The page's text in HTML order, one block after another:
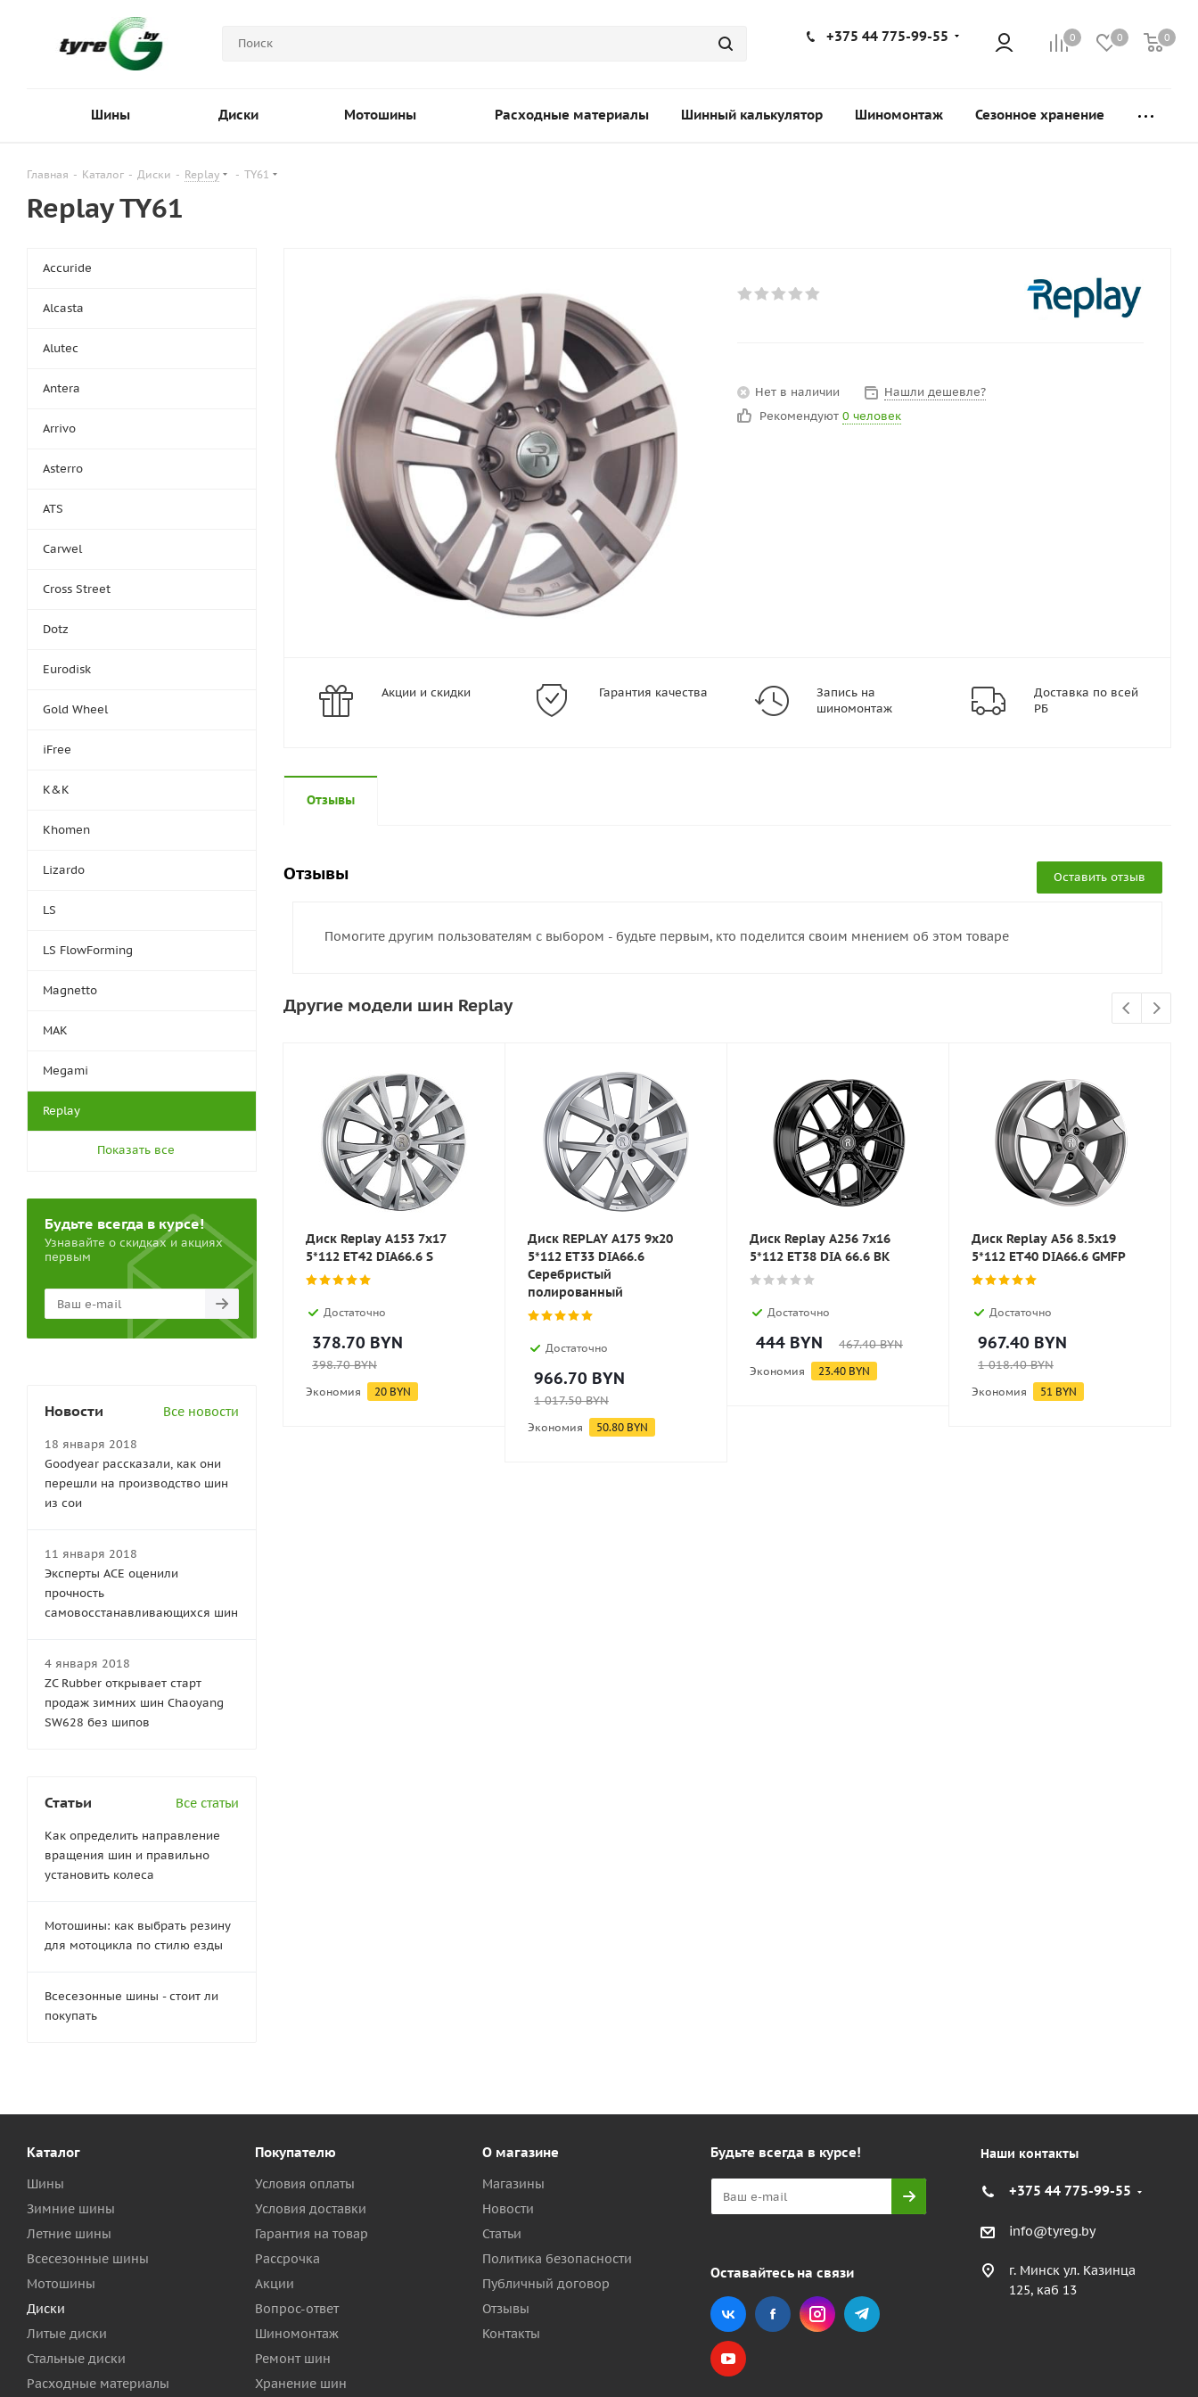
0 0 0
+375 44 775-99-55
Шины Диски Мотошины Расходные материалы Шинный калькулятор Шиномонтаж Сезонное хранение
Главная - Каталог - Диски - Replay - TY61
Replay TY61
Нет в наличии
Нашли дешевле?
Рекомендуют 0 человек
Акции и скидки Гарантия качества
Запись на
шиномонтаж
Доставка по всей
РБ
Отзывы
Отзывы Оставить отзыв
Помогите другим пользователям с выбором - будьте первым, кто поделится своим мнением об этом товаре
Другие модели шин Replay
Диск Replay A153 7x17
5*112 ET42 DIA66.6 S
Достаточно
378.70 BYN
398.70BYN
Экономия 20 BYN
Диск REPLAY A175 9x20
5*112 ET33 DIA66.6
Серебристый
полированный
Достаточно
966.70 BYN
1 017.50BYN
Экономия 50.80 BYN
Диск Replay A256 7x16
5*112 ET38 DIA 66.6 BK
Достаточно
444 BYN 467.40BYN
Экономия 23.40 BYN
Диск Replay A56 8.5x19
5*112 ET40 DIA66.6 GMFP
Достаточно
967.40 BYN
1 018.40BYN
Экономия 51 BYN
Accuride
Alcasta
Alutec
Antera
Arrivo
Asterro
ATS
Carwel
Cross Street
Dotz
Eurodisk
Gold Wheel
iFree
K&K
Khomen
Lizardo
LS
LS FlowForming
Magnetto
MAK
Megami
Replay
Показать все
Будьте всегда в курсе!
Узнавайте о скидках и акциях
первым
Новости Все новости
18 января 2018
Goodyear рассказали, как они
перешли на производство шин
из сои
11 января 2018
Эксперты АСЕ оценили
прочность
самовосстанавливающихся шин
4 января 2018
ZC Rubber открывает старт
продаж зимних шин Chaoyang
SW628 без шипов
Статьи Все статьи
Как определить направление
вращения шин и правильно
установить колеса
Мотошины: как выбрать резину
для мотоцикла по стилю езды
Всесезонные шины - стоит ли
покупать
Каталог
Шины
Зимние шины
Летние шины
Всесезонные шины
Мотошины
Диски
Литые диски
Стальные диски
Расходные материалы
Покупателю
Условия оплаты
Условия доставки
Гарантия на товар
Рассрочка
Акции
Вопрос-ответ
Шиномонтаж
Ремонт шин
Хранение шин
О магазине
Магазины
Новости
Статьи
Политика безопасности
Публичный договор
Отзывы
Контакты
Будьте всегда в курсе!
Оставайтесь на связи
Наши контакты
+375 44 775-99-55
info@tyreg.by
г. Минск ул. Казинца
125, каб 13